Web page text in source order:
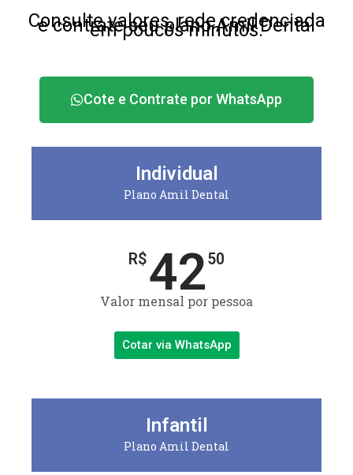
Consulte valores, rede credenciada
e contrate seu plano Amil Dental
em poucos minutos.
Cote e Contrate por WhatsApp
Individual
Plano Amil Dental
R$4250
Valor mensal por pessoa
Cotar via WhatsApp
Infantil
Plano Amil Dental